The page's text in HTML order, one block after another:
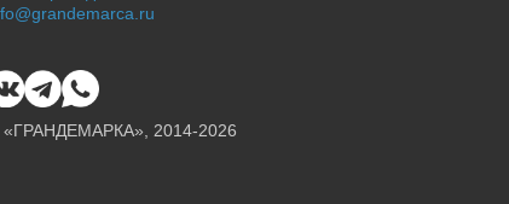
2014-2026